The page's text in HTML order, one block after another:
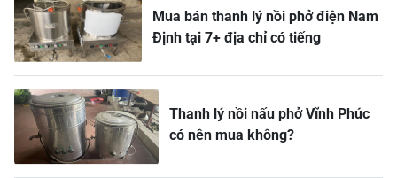
Mua bán thanh lý nồi phở điện Nam
Định tại 7+ địa chỉ có tiếng
Thanh lý nồi nấu phở Vĩnh Phúc
có nên mua không?